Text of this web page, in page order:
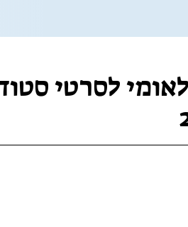
לסרטי